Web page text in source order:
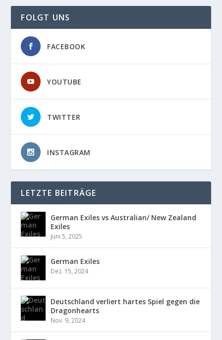
FOLGT UNS
FACEBOOK
YOUTUBE
TWITTER
INSTAGRAM
LETZTE BEITRÄGE
German Exiles vs Australian/ New Zealand
Exiles
Juni 5, 2025
German Exiles
Dez. 15, 2024
Deutschland verliert hartes Spiel gegen die
Dragonhearts
Nov. 9, 2024